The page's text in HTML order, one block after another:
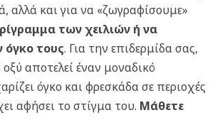
αλλά και για να «ζωγραφίσουμε»
των χειλιών ή να
όγκο τους. Για την επιδερμίδα σας,
αποτελεί έναν μοναδικό
όγκο και φρεσκάδα σε περιοχές
αφήσει το στίγμα του. Μάθετε